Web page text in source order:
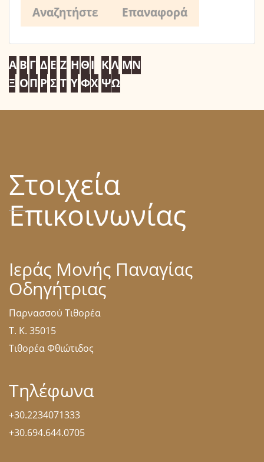
Α Β Γ Δ Ε Ζ ΗΘΙ ΚΛ ΜΝ
Ξ ΟΠ Ρ Σ Τ Υ ΦΧ ΨΩ
Στοιχεία
Επικοινωνίας
Ιεράς Μονής Παναγίας
Οδηγήτριας
Παρνασσού Τιθορέα
Τ. Κ. 35015
Τιθορέα Φθιώτιδος
Τηλέφωνα
+30.2234071333
+30.694.644.0705